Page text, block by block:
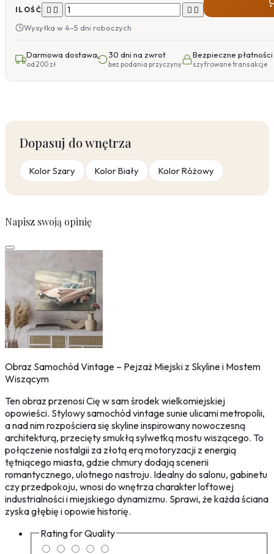
ILOŚĆ    
Wysyłka w 4–5 dni roboczych
Darmowa dostawa
od 200 zł
30 dni na zwrot
bez podania przyczyny
Bezpieczne płatności
szyfrowane transakcje
Dopasuj do wnętrza
Kolor Szary Kolor Biały Kolor Różowy
Napisz swoją opinię
Obraz Samochód Vintage – Pejzaż Miejski z Skyline i Mostem
Wiszącym
Ten obraz przenosi Cię w sam środek wielkomiejskiej
opowieści. Stylowy samochód vintage sunie ulicami metropolii,
a nad nim rozpościera się skyline inspirowany nowoczesną
architekturą, przecięty smukłą sylwetką mostu wiszącego. To
połączenie nostalgii za złotą erą motoryzacji z energią
tętniącego miasta, gdzie chmury dodają scenerii
romantycznego, ulotnego nastroju. Idealny do salonu, gabinetu
czy przedpokoju, wnosi do wnętrza charakter loftowej
industrialności i miejskiego dynamizmu. Sprawi, że każda ściana
zyska głębię i opowie historię.
Rating forQuality